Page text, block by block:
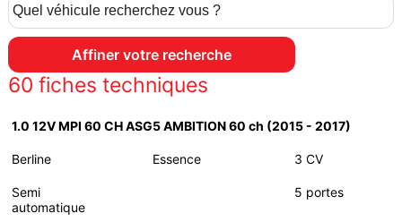
60 fiches techniques
1.0 12V MPI 60 CH ASG5 AMBITION 60 ch (2015 - 2017)
Berline Essence 3 CV
Semi
automatique
5 portes